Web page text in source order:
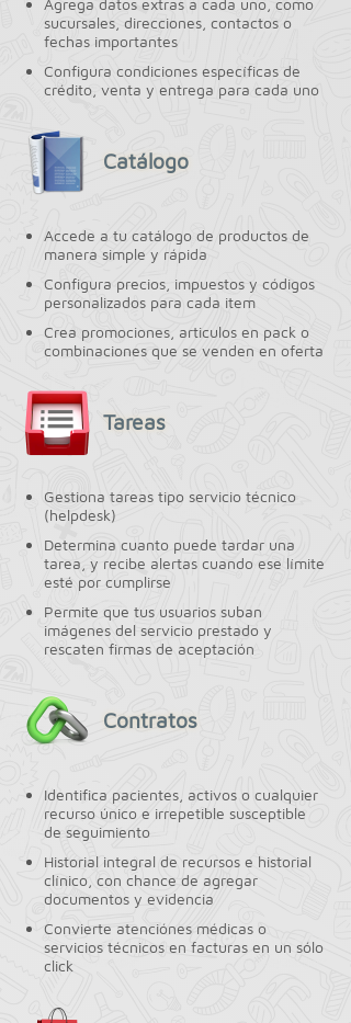
Agrega datos extras a cada uno, como
sucursales, direcciones, contactos o
fechas importantes
Configura condiciones específicas de
crédito, venta y entrega para cada uno
Catálogo
Accede a tu catálogo de productos de
manera simple y rápida
Configura precios, impuestos y códigos
personalizados para cada item
Crea promociones, articulos en pack o
combinaciones que se venden en oferta
Tareas
Gestiona tareas tipo servicio técnico
(helpdesk)
Determina cuanto puede tardar una
tarea, y recibe alertas cuando ese límite
esté por cumplirse
Permite que tus usuarios suban
imágenes del servicio prestado y
rescaten firmas de aceptación
Contratos
Identifica pacientes, activos o cualquier
recurso único e irrepetible susceptible
de seguimiento
Historial integral de recursos e historial
clínico, con chance de agregar
documentos y evidencia
Convierte atenciónes médicas o
servicios técnicos en facturas en un sólo
click